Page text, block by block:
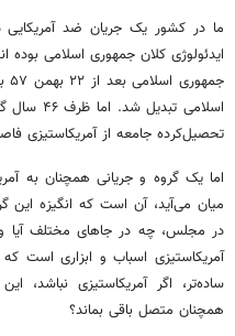
ما در کشور یک جریان ضد
ایدئولوژی کلان جمهوری اسلامی بوده
اسلامی
تحصیل‌کرده جامعه از آمریکاستیزی
اما یک گروه و جریانی همچنان به
میان می‌آید، آن است که انگیزه این
در مجلس، چه در جاهای مختلف آیا
آمریکاستیزی اسباب و ابزاری است
ساده‌تر، اگر آمریکاستیزی نباشد،
همچنان متصل باقی بماند؟